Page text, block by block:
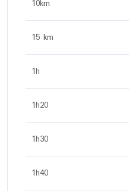
10km
15 km
1h
1h20
1h30
1h40